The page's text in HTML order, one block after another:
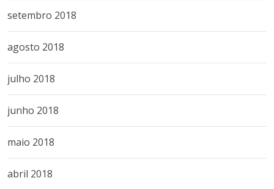
setembro 2018
agosto 2018
julho 2018
junho 2018
maio 2018
abril 2018